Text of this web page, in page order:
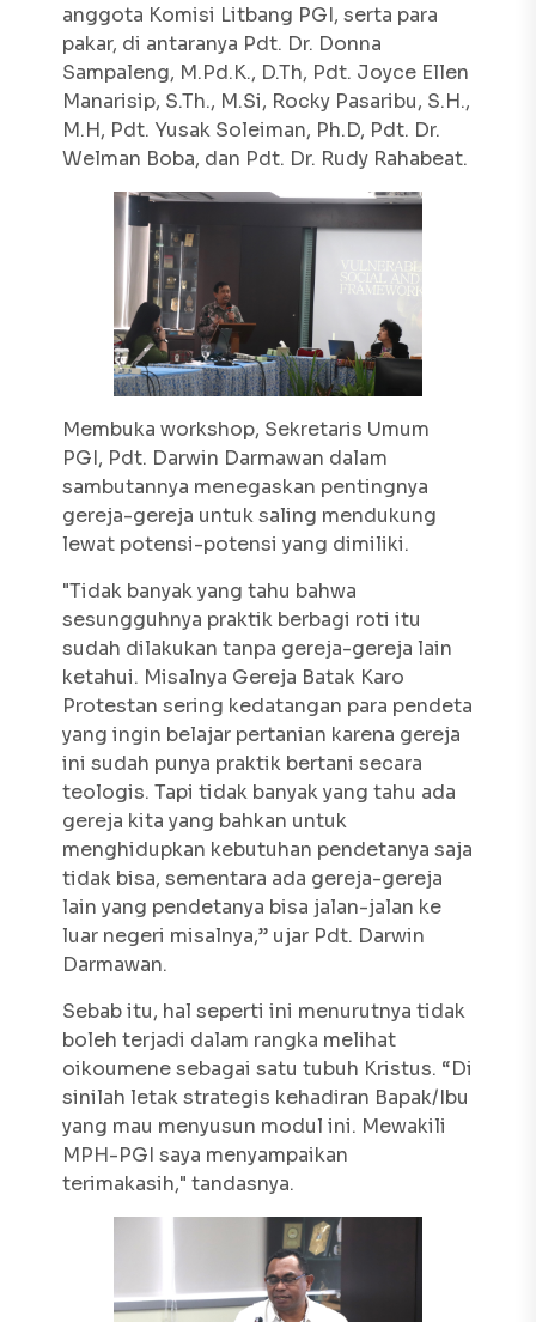
anggota Komisi Litbang PGI, serta para
pakar, di antaranya Pdt. Dr. Donna
Sampaleng, M.Pd.K., D.Th, Pdt. Joyce Ellen
Manarisip, S.Th., M.Si, Rocky Pasaribu, S.H.,
M.H, Pdt. Yusak Soleiman, Ph.D, Pdt. Dr.
Welman Boba, dan Pdt. Dr. Rudy Rahabeat.
Membuka workshop, Sekretaris Umum
PGI, Pdt. Darwin Darmawan dalam
sambutannya menegaskan pentingnya
gereja-gereja untuk saling mendukung
lewat potensi-potensi yang dimiliki.
"Tidak banyak yang tahu bahwa
sesungguhnya praktik berbagi roti itu
sudah dilakukan tanpa gereja-gereja lain
ketahui. Misalnya Gereja Batak Karo
Protestan sering kedatangan para pendeta
yang ingin belajar pertanian karena gereja
ini sudah punya praktik bertani secara
teologis. Tapi tidak banyak yang tahu ada
gereja kita yang bahkan untuk
menghidupkan kebutuhan pendetanya saja
tidak bisa, sementara ada gereja-gereja
lain yang pendetanya bisa jalan-jalan ke
luar negeri misalnya,” ujar Pdt. Darwin
Darmawan.
Sebab itu, hal seperti ini menurutnya tidak
boleh terjadi dalam rangka melihat
oikoumene sebagai satu tubuh Kristus. “Di
sinilah letak strategis kehadiran Bapak/Ibu
yang mau menyusun modul ini. Mewakili
MPH-PGI saya menyampaikan
terimakasih," tandasnya.